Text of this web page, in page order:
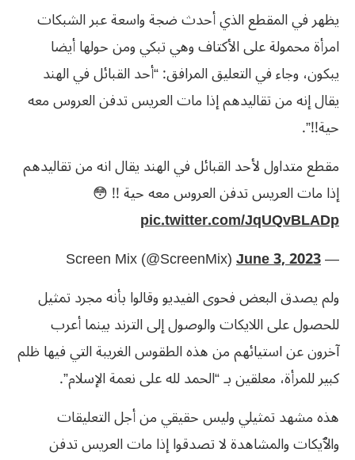
يظهر في المقطع الذي أحدث ضجة واسعة عبر الشبكات
امرأة محمولة على الأكتاف وهي تبكي ومن حولها أيضا
يبكون، وجاء في التعليق المرافق: “أحد القبائل في الهند
يقال إنه من تقاليدهم إذا مات العريس تدفن العروس معه
حية!!”.
مقطع متداول لأحد القبائل في الهند يقال انه من تقاليدهم
إذا مات العريس تدفن العروس معه حية !! 😳
pic.twitter.com/JqUQvBLADp
— Screen Mix (@ScreenMix)
June 3, 2023
ولم يصدق البعض فحوى الفيديو وقالوا بأنه مجرد تمثيل
للحصول على اللايكات والوصول إلى الترند بينما أعرب
آخرون عن استيائهم من هذه الطقوس الغريبة التي فيها ظلم
كبير للمرأة، معلقين بـ “الحمد لله على نعمة الإسلام”.
هذه مشهد تمثيلي وليس حقيقي من أجل التعليقات
والٱيكات والمشاهدة لا تصدقوا إذا مات العريس تدفن